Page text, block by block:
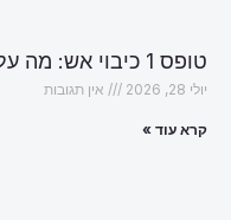
טופס 1 כיבוי אש: מה עלול לעכב את האישור?
יולי 28, 2026 אין תגובות
קרא עוד »